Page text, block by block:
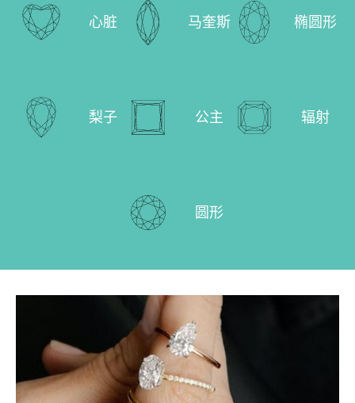
心脏 马奎斯 椭圆形
梨子 公主 辐射
圆形